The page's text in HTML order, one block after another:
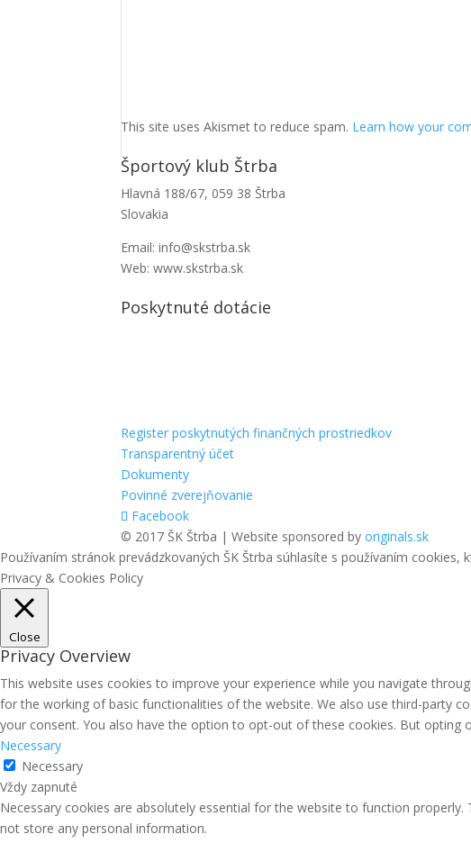
This site uses Akismet to reduce spam. Learn how your
Športový klub Štrba
Hlavná 188/67, 059 38 Štrba
Slovakia
Email: info@skstrba.sk
Web: www.skstrba.sk
Poskytnuté dotácie
Register poskytnutých finančných prostriedkov
Transparentný účet
Dokumenty
Povinné zverejňovanie
Facebook
© 2017 ŠK Štrba | Website sponsored byoriginals.sk
Používaním stránok prevádzkovaných ŠK Štrba súhlasíte s používaním cookies,
Privacy & Cookies Policy
Close
Privacy Overview
This website uses cookies to improve your experience while you navigate
for the working of basic functionalities of the website. We also use third-party
your consent. You also have the option to opt-out of these cookies. But
Necessary
Necessary
Vždy zapnuté
Necessary cookies are absolutely essential for the website to function
not store any personal information.